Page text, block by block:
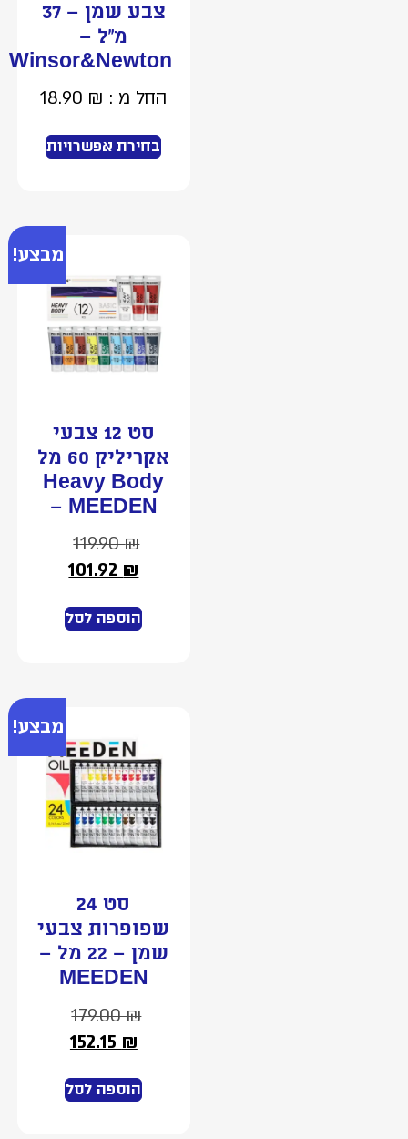
צבע שמן – 37
מ”ל –
Winsor&Newton
החל מ : 18.90₪
בחירת אפשרויות
מבצע!
סט 12 צבעי
אקריליק 60 מל
Heavy Body
– MEEDEN
119.90₪
101.92₪
הוספה לסל
מבצע!
סט 24
שפופרות צבעי
שמן – 22 מל –
MEEDEN
179.00₪
152.15₪
הוספה לסל